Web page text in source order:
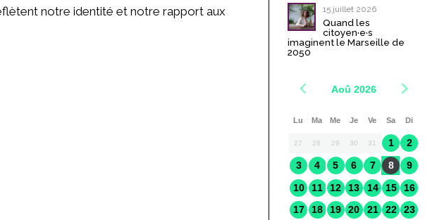
notre identité et notre rapport aux
15 juillet 2026
Quand les
citoyen·e·s
imaginent le Marseille de
2050
Aoû 2026
Lu Ma Me Je Ve Sa Di
27 28 29 30 31 1 2
3 4 5 6 7 8 9
10 11 12 13 14 15 16
17 18 19 20 21 22 23